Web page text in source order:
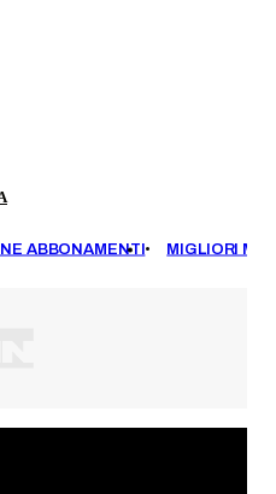
ABBONAMENTI MIGLIORI